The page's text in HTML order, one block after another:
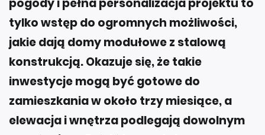
tylko wstęp do ogromnych możliwości,
jakie dają domy modułowe z stalową
konstrukcją. Okazuje się, że takie
inwestycje mogą być gotowe do
zamieszkania w około trzy miesiące, a
elewacja i wnętrza podlegają dowolnym
aranżacjom. Dzięki temu stalowa rama